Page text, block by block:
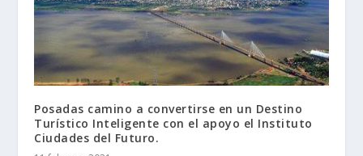
Posadas camino a convertirse en un Destino
Turístico Inteligente con el apoyo el Instituto
Ciudades del Futuro.